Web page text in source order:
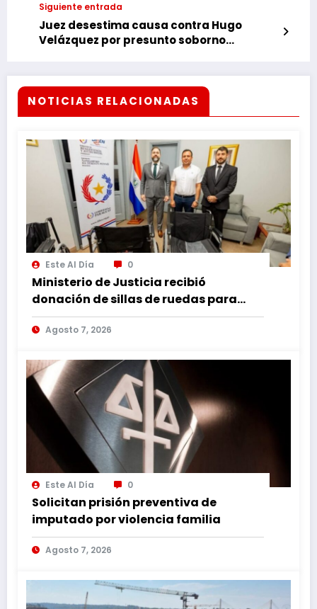
Siguiente entrada
Juez desestima causa contra Hugo
Velázquez por presunto soborno
NOTICIAS RELACIONADAS
Este Al Día 0
Ministerio de Justicia recibió
donación de sillas de ruedas para
internos vulnerables
Agosto 7, 2026
Este Al Día 0
Solicitan prisión preventiva de
imputado por violencia familia
Agosto 7, 2026